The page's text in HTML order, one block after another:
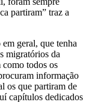
partiram” traz a
geral, que tenha
migratórios da
todos os
informação
os que partiram de
capítulos dedicados